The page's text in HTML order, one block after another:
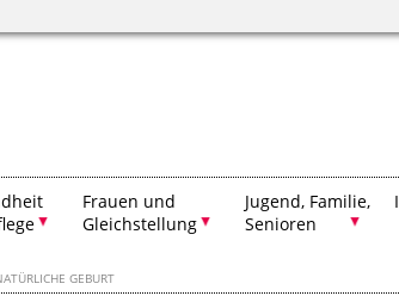
Frauen und
Gleichstellung
Jugend, Familie,
Senioren
GEBURT